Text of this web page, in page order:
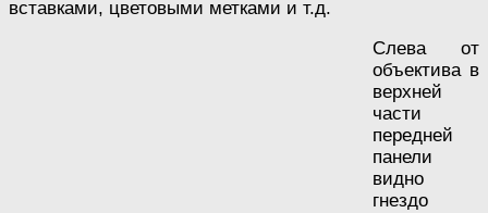
вставками, цветовыми метками и т.д.
Слева от
объектива в
верхней
части
передней
панели
видно
гнездо